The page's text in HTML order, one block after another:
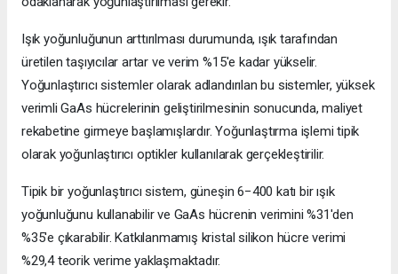
Işık yoğunluğunun arttırılması durumunda, ışık tarafından
üretilen taşıyıcılar artar ve verim %15'e kadar yükselir.
Yoğunlaştırıcı sistemler olarak adlandırılan bu sistemler, yüksek
verimli GaAs hücrelerinin geliştirilmesinin sonucunda, maliyet
rekabetine girmeye başlamışlardır. Yoğunlaştırma işlemi tipik
olarak yoğunlaştırıcı optikler kullanılarak gerçekleştirilir.
Tipik bir yoğunlaştırıcı sistem, güneşin 6−400 katı bir ışık
yoğunluğunu kullanabilir ve GaAs hücrenin verimini %31'den
%35'e çıkarabilir. Katkılanmamış kristal silikon hücre verimi
%29,4 teorik verime yaklaşmaktadır.